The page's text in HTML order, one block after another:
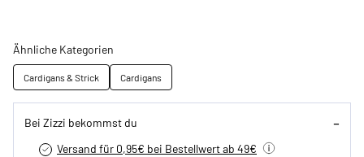
Ähnliche Kategorien
Cardigans & Strick Cardigans
Bei Zizzi bekommst du
Versand für 0,95€ bei Bestellwert ab 49€